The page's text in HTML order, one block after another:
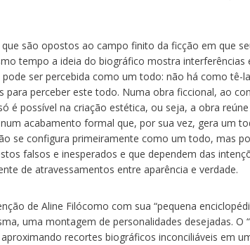
são opostos ao campo finito da ficção em que
tempo a ideia do biográfico mostra interferências
ser percebida como um todo: não há como tê-
perceber este todo. Numa obra ficcional, ao
é possível na criação estética, ou seja, a obra
acabamento formal que, por sua vez, gera um
se configura primeiramente como um todo, mas
falsos e inesperados e que dependem das
de atravessamentos entre aparência e verdade.
de Aline Filócomo com sua “pequena
uma montagem de personalidades desejadas. O
recortes biográficos inconciliáveis em